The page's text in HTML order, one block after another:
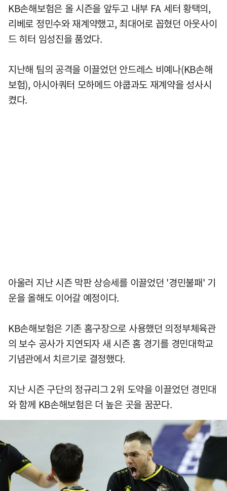
KB손해보험은 올 시즌을 앞두고 내부 FA 세터 황택의,
리베로 정민수와 재계약했고, 최대어로 꼽혔던 아웃사이
드 히터 임성진을 품었다.
지난해 팀의 공격을 이끌었던 안드레스 비예나(KB손해
보험), 아시아쿼터 모하메드 야쿱과도 재계약을 성사시
켰다.
아울러 지난 시즌 막판 상승세를 이끌었던 '경민불패' 기
운을 올해도 이어갈 예정이다.
KB손해보험은 기존 홈구장으로 사용했던 의정부체육관
의 보수 공사가 지연되자 새 시즌 홈 경기를 경민대학교
기념관에서 치르기로 결정했다.
지난 시즌 구단의 정규리그 2위 도약을 이끌었던 경민대
와 함께 KB손해보험은 더 높은 곳을 꿈꾼다.